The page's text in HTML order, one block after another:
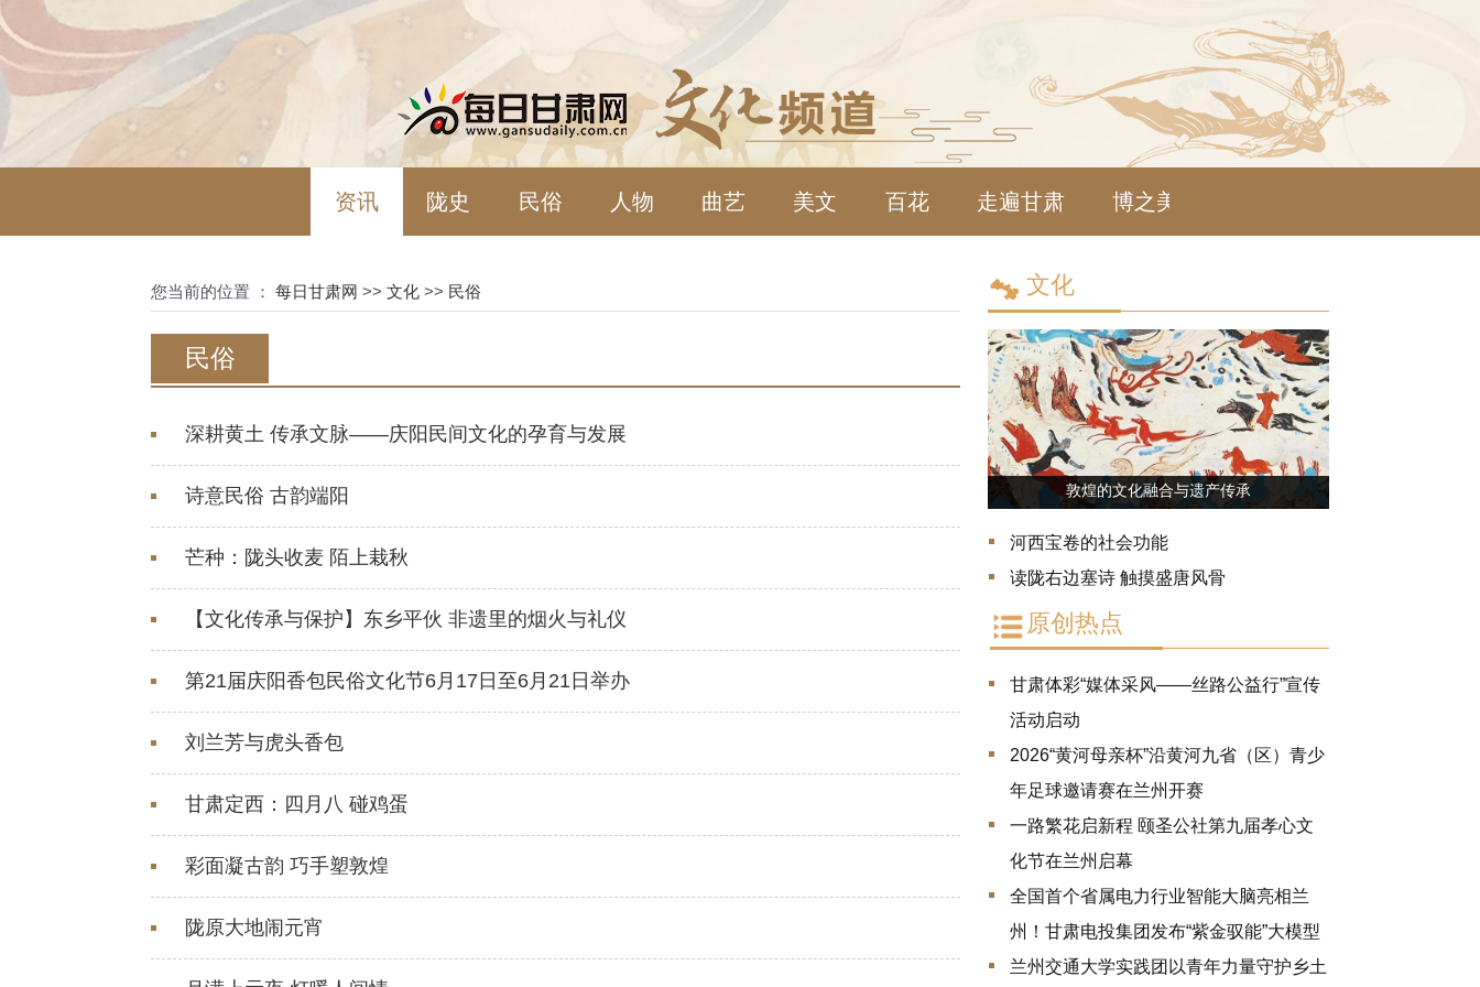
资讯 陇史 民俗 人物 曲艺 美文 百花 走遍甘肃 博之美物
您当前的位置 ： 每日甘肃网 >> 文化 >> 民俗
民俗
深耕黄土 传承文脉——庆阳民间文化的孕育与发展
诗意民俗 古韵端阳
芒种：陇头收麦 陌上栽秋
【文化传承与保护】东乡平伙 非遗里的烟火与礼仪
第21届庆阳香包民俗文化节6月17日至6月21日举办
刘兰芳与虎头香包
甘肃定西：四月八 碰鸡蛋
彩面凝古韵 巧手塑敦煌
陇原大地闹元宵
文化
敦煌的文化融合与遗产传承
河西宝卷的社会功能
读陇右边塞诗 触摸盛唐风骨
原创热点
甘肃体彩“媒体采风——丝路公益行”宣传
活动启动
2026“黄河母亲杯”沿黄河九省（区）青少
年足球邀请赛在兰州开赛
一路繁花启新程 颐圣公社第九届孝心文
化节在兰州启幕
全国首个省属电力行业智能大脑亮相兰
州！甘肃电投集团发布“紫金驭能”大模型
兰州交通大学实践团以青年力量守护乡土